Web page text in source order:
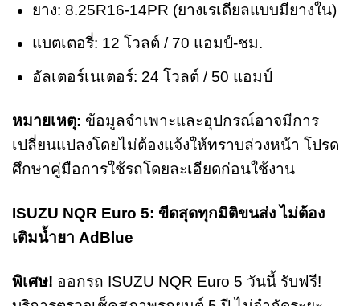
ยาง: 8.25R16-14PR (ยางเรเดียลแบบมียางใน)
แบตเตอรี่: 12 โวลต์ / 70 แอมป์-ชม.
อัลเตอร์เนเตอร์: 24 โวลต์ / 50 แอมป์
หมายเหตุ: ข้อมูลจำเพาะและอุปกรณ์อาจมีการ
เปลี่ยนแปลงโดยไม่ต้องแจ้งให้ทราบล่วงหน้า โปรด
ศึกษาคู่มือการใช้รถโดยละเอียดก่อนใช้งาน
ISUZU NQR Euro 5: ขีดสุดทุกมิติขนส่ง ไม่ต้อง
เติมน้ำยา AdBlue
พิเศษ! ออกรถ ISUZU NQR Euro 5 วันนี้ รับฟรี!